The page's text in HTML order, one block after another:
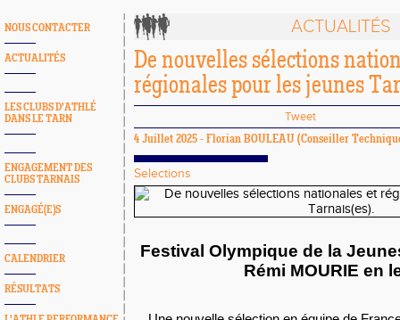
NOUS CONTACTER
ACTUALITÉS
LES CLUBS D'ATHLÉ
DANS LE TARN
ENGAGEMENT DES
CLUBS TARNAIS
ENGAGÉ(E)S
CALENDRIER
RÉSULTATS
ACTUALITÉS
De nouvelles sélections
régionales pour les jeunes
Tweet
4 Juillet 2025 - Florian BOULEAU (Conseiller
Selections
Festival Olympique de la
Rémi MOURIE en